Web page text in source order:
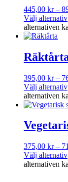
445,00 kr –
Välj alternativ
alternativen
395,00 kr –
Välj alternativ
alternativen
375,00 kr –
Välj alternativ
alternativen